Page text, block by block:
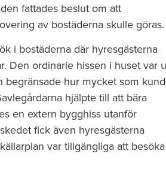
fattades beslut om att
av bostäderna skulle göras.
i bostäderna där hyresgästerna
Den ordinarie hissen i huset var
hur mycket som
hjälpte till att bära
en extern bygghiss utanför
fick även hyresgästerna
var tillgängliga att besöka